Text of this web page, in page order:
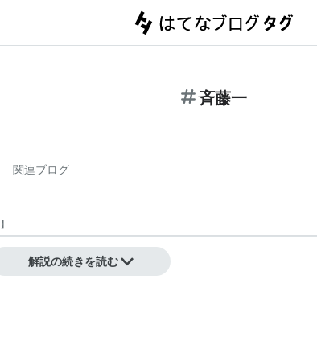
斉藤一
関連ブログ
】
解説の続きを読む